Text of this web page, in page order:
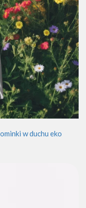
w duchu eko